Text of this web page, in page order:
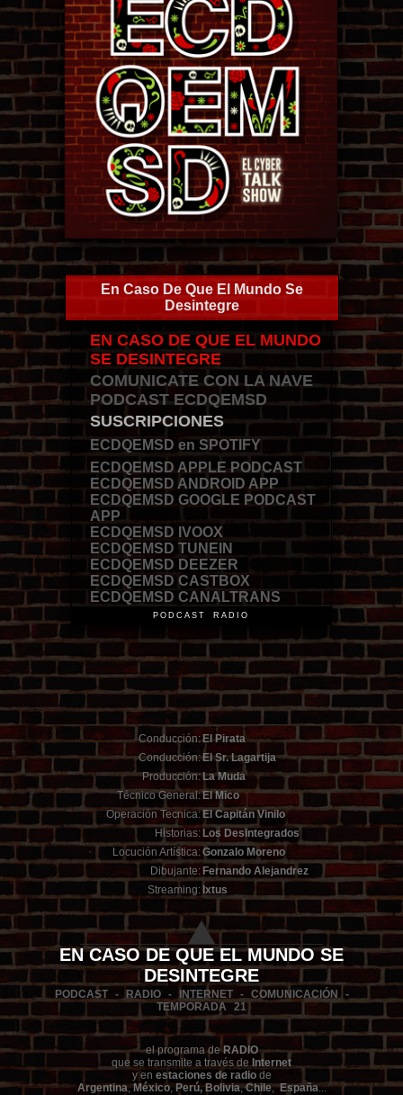
En Caso De Que El Mundo Se
Desintegre
EN CASO DE QUE EL MUNDO
SE DESINTEGRE
COMUNICATE CON LA NAVE
PODCAST ECDQEMSD
SUSCRIPCIONES
ECDQEMSD en SPOTIFY
ECDQEMSD APPLE PODCAST
ECDQEMSD ANDROID APP
ECDQEMSD GOOGLE PODCAST
APP
ECDQEMSD IVOOX
ECDQEMSD TUNEIN
ECDQEMSD DEEZER
ECDQEMSD CASTBOX
ECDQEMSD CANALTRANS
PODCAST RADIO
Conducción:
Conducción:
Producción:
Técnico General:
Operación Tecnica:
Historias:
Locución Artística:
Dibujante:
Streaming:
El Pirata
El Sr. Lagartija
La Muda
El Mico
El Capitán Vinilo
Los Desintegrados
Gonzalo Moreno
Fernando Alejandrez
Ixtus
EN CASO DE QUE EL MUNDO SE
DESINTEGRE
PODCAST - RADIO - INTERNET - COMUNICACIÓN -
TEMPORADA 21
el programa de RADIO
que se transmite a través de Internet
y en estaciones de radio de
Argentina,México, Perú, Bolivia,Chile,España...